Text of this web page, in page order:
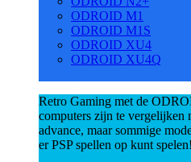
ODROID M1
ODROID M1S
ODROID XU4
ODROID XU4Q
Retro Gaming met de
computers zijn te vergelijken
advance, maar sommige
er PSP spellen op kunt spelen!